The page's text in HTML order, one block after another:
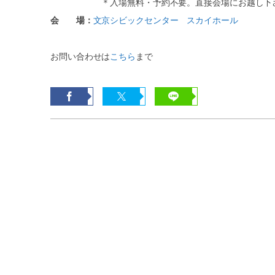
＊入場無料・予約不要。直接会場にお越し下
会 場： 文京シビックセンター スカイホール
お問い合わせはこちら まで